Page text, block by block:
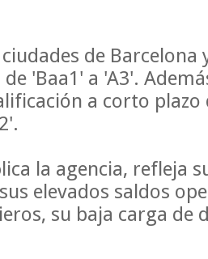
ciudades de
'Baa1' a 'A3'.
a corto
la agencia, refleja
elevados saldos
su baja carga de